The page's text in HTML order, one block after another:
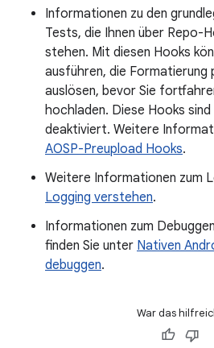
Informationen zu den
Tests, die Ihnen über Repo-
stehen. Mit diesen Hooks
ausführen, die Formatierung
auslösen, bevor Sie
hochladen. Diese Hooks
deaktiviert. Weitere
AOSP-Preupload Hooks.
Weitere Informationen zum
Logging verstehen.
Informationen zum
finden Sie unter Nativen
debuggen.
War das